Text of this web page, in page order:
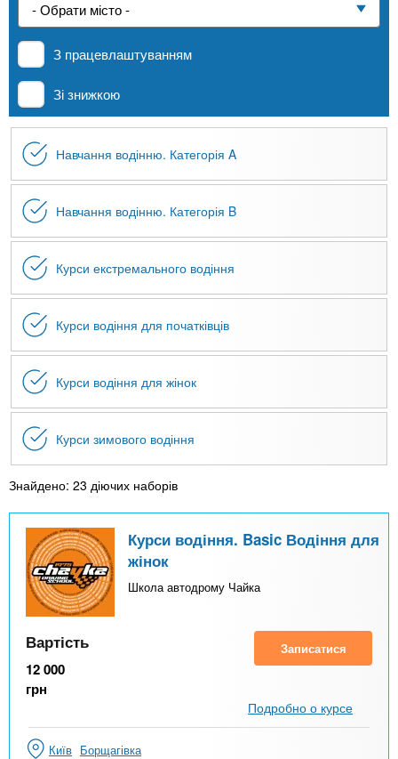
n
t
s
.
n
f
o
к
д
в
Приватні школи
З працевлаштуванням
Зі знижкою
Навчання водінню. Категорія A
Навчання водінню. Категорія B
Курси екстремального водіння
Курси водіння для початківців
Курси водіння для жінок
Курси зимового водіння
Знайдено: 23 діючих наборів
Курси водіння. Basic Водіння для
жінок
Школа автодрому Чайка
Вартість
12 000
грн
Записатися
Подробно о курсе
Київ Борщагівка